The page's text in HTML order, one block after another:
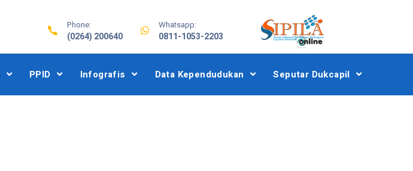
Phone:
(0264) 200640
Whatsapp:
0811-1053-2203
PPID Infografis Data Kependudukan Seputar Dukcapil